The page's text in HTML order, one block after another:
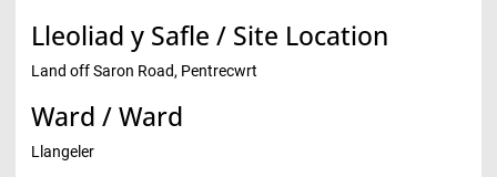
Lleoliad y Safle / Site Location
Land off Saron Road, Pentrecwrt
Ward / Ward
Llangeler